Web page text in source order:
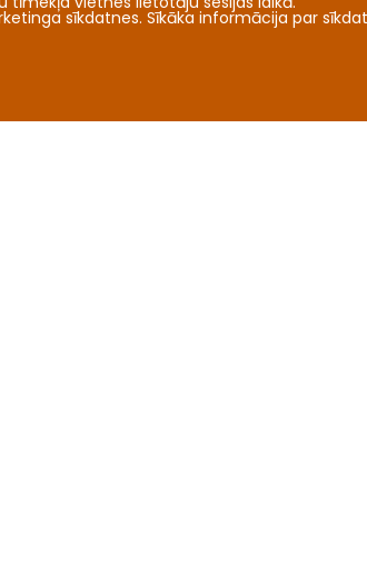
sīkdatnes. Sīkāka informācija par